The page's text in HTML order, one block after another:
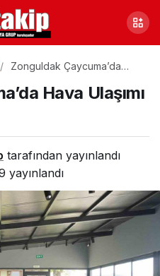
Zonguldak Çaycuma’da
ToplandılarHava Ulaşımı
tarafından yayınlandı
yayınlandı
Paylaş